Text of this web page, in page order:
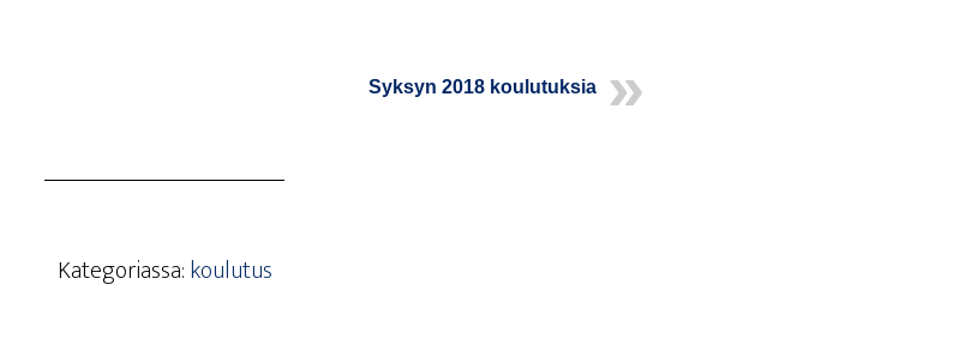
Syk­syn 2018 koulutuksia
Kategoriassa:koulutus